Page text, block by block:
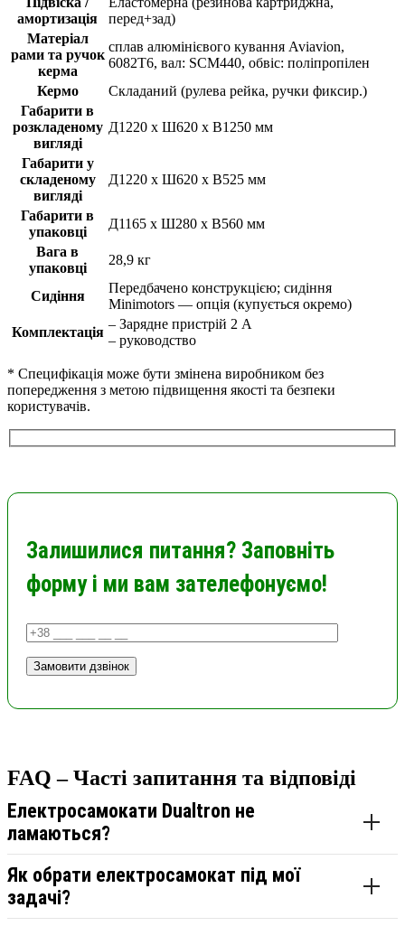
амортизація
перед+зад)
Матеріал
рами та ручок
керма
сплав алюмінієвого кування Aviavion,
6082T6, вал: SCM440, обвіс: поліпропілен
Кермо
Складаний (рулева рейка, ручки фиксир.)
Габарити в
розкладеному
вигляді
Д1220 х Ш620 х В1250 мм
Габарити у
складеному
вигляді
Д1220 х Ш620 х В525 мм
Габарити в
упаковці
Д1165 х Ш280 х В560 мм
Вага в
упаковці
28,9 кг
Сидіння
Передбачено конструкцією; сидіння
Minimotors — опція (купується окремо)
Комплектація
– Зарядне пристрій 2 A
– руководство
* Специфікація може бути змінена виробником без
попередження з метою підвищення якості та безпеки
користувачів.
Залишилися питання? Заповніть
форму і ми вам зателефонуємо!
FAQ – Часті запитання та відповіді
Електросамокати Dualtron не
ламаються?
Як обрати електросамокат під мої
задачі?